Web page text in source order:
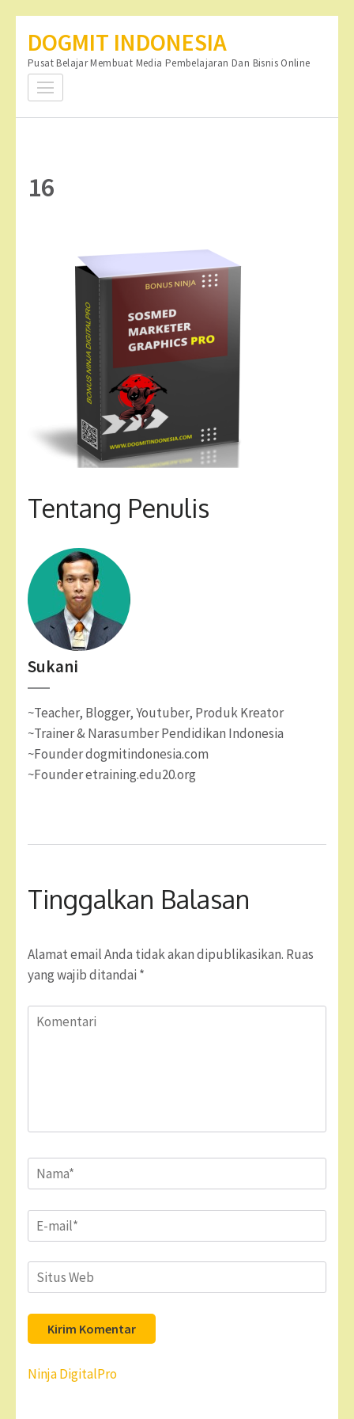
konten
(Tekan
DOGMIT INDONESIA
Pusat Belajar Membuat Media Pembelajaran Dan Bisnis Online
16
Tentang Penulis
Sukani
~Teacher, Blogger, Youtuber, Produk Kreator
~Trainer & Narasumber Pendidikan Indonesia
~Founder dogmitindonesia.com
~Founder etraining.edu20.org
Tinggalkan Balasan
Alamat email Anda tidak akan dipublikasikan. Ruas
yang wajib ditandai *
Komentari
Name*
Email*
Situs
Web
Navigasi
Ninja DigitalPro